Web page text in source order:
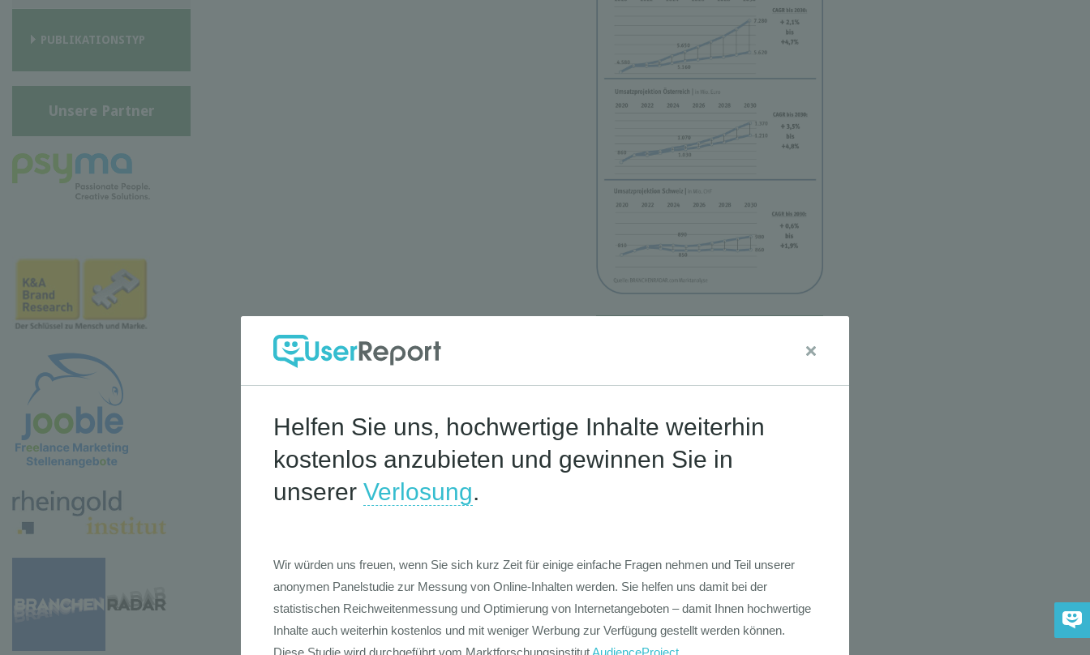
PUBLIKATIONSTYP
Unsere Partner
Deutschen 2030